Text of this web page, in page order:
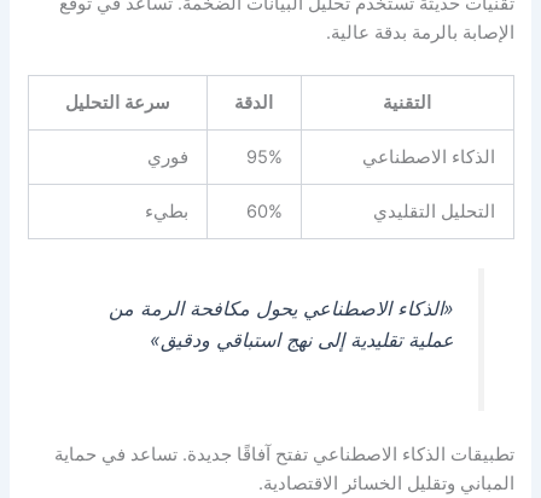
الإصابة بالرمة بدقة عالية.
التقنية الدقة سرعة التحليل
الذكاء الاصطناعي 95% فوري
التحليل التقليدي 60% بطيء
«الذكاء الاصطناعي يحول مكافحة الرمة من
عملية تقليدية إلى نهج استباقي ودقيق»
تطبيقات الذكاء الاصطناعي تفتح آفاقًا جديدة. تساعد في حماية
المباني وتقليل الخسائر الاقتصادية.